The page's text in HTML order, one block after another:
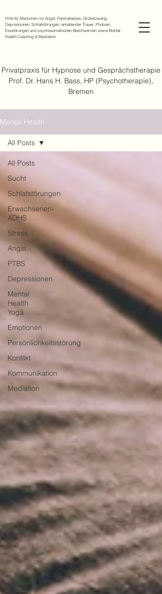
Hilfe für Menschen mit Angst, Panikattacken, Grübelzwang,
Depressionen, Schlafstörungen, anhaltender Trauer, Phobien,
Essstörungen und psychosomatischen Beschwerden sowie Mental
Health Coaching & Mediation
Privatpraxis für Hypnose und Gesprächstherapie
Prof. Dr. Hans H. Bass, HP (Psychotherapie),
Bremen
Mental Health
All Posts
Sucht
Schlafstörungen
Erwachsenen-
ADHS
Stress
Angst
PTBS
Depressionen
Mental
Health
Yoga
Emotionen
Persönlichkeitsstörung
Konflikt
Kommunikation
Mediation
All Posts